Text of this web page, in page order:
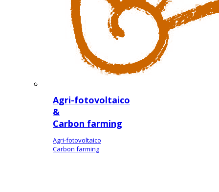
Agri-fotovoltaico
&
Carbon farming
Agri-fotovoltaico
Carbon farming